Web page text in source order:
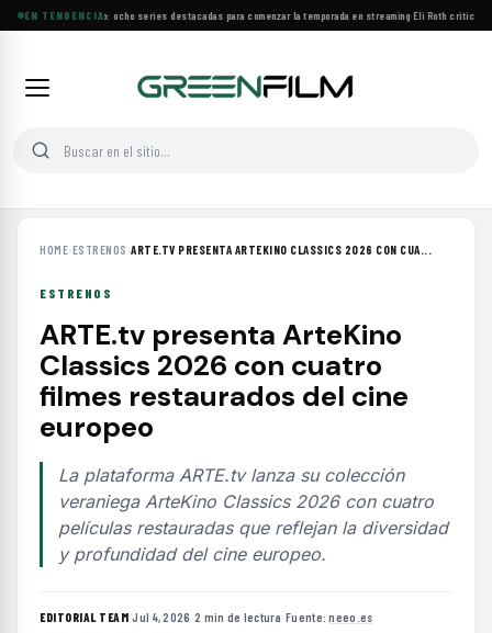
EN TENDENCIA
Estrenos de agosto: ocho series destacadas para comenzar la temporada en streaming·Eli Roth critica el
HOME›ESTRENOS ›ARTE.TV PRESENTA ARTEKINO CLASSICS 2026 CON CUA...
ESTRENOS
ARTE.tv presenta ArteKino
Classics 2026 con cuatro
filmes restaurados del cine
europeo
La plataforma ARTE.tv lanza su colección
veraniega ArteKino Classics 2026 con cuatro
películas restauradas que reflejan la diversidad
y profundidad del cine europeo.
EDITORIAL TEAM·Jul 4, 2026 ·2 min de lectura ·Fuente:neeo.es